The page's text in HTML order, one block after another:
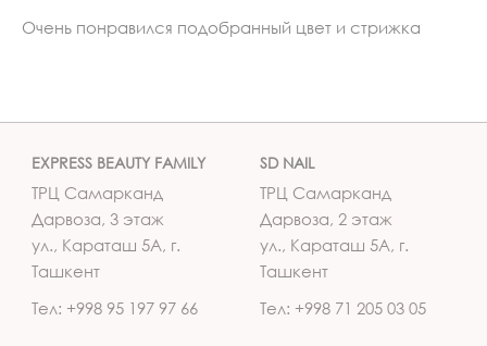
Очень понравился подобранный цвет и стрижка
EXPRESS BEAUTY FAMILY
ТРЦ Самарканд
Дарвоза, 3 этаж
ул., Караташ 5А, г.
Ташкент
Тел: +998 95 197 97 66
SD NAIL
ТРЦ Самарканд
Дарвоза, 2 этаж
ул., Караташ 5А, г.
Ташкент
Тел: +998 71 205 03 05